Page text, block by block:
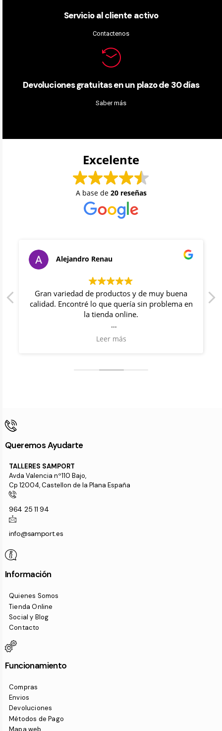
Servicio al cliente activo
Contactenos
Devoluciones gratuitas en un plazo de 30 días
Saber más
Excelente
A base de 20 reseñas
Alejandro Renau
Gran variedad de productos y de muy buena
calidad. Encontré lo que quería sin problema en
la tienda online.
Además, me acerque un día a la tienda y me
Leer más
Queremos Ayudarte
TALLERES SAMPORT
Avda Valencia nº110 Bajo,
Cp 12004, Castellon de la Plana España
964 25 11 94
info@samport.es
Información
Quienes Somos
Tienda Online
Social y Blog
Contacto
Funcionamiento
Compras
Envios
Devoluciones
Métodos de Pago